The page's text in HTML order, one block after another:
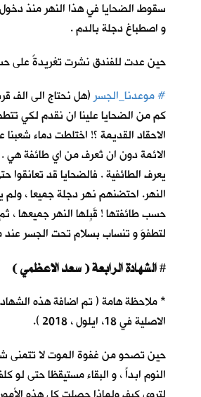
سقوط الضحايا في هذا النهر منذ
و اصطباغ دجلة بالدم .
حين عدت للفندق نشرت تغريدةً على
#موعدنا_الجسر(هل نحتاج الى الف
كم من الضحايا علينا ان نقدم لكي
الاحقاد القديمة ؟! اختلطت دماء
الائمة دون ان تُعرف من اي طائفة هي .
يعرف الطائفية . فالضحايا قد تعانقوا
النهر. احتضنهم نهر دجلة جميعا ، ولم
حسب طائفتها ! قَبِلها النهر جميعها ،
لتطفوَ و تنساب بسلام تحت الجسر عند
#
* ملاحظة هامة ( تم اضافة هذه
الاصلية في 18، ايلول ، 2018 ).
حين تصحو من غفوة الموت لا تتمنى
النوم ابداً ، و البقاء مستيقظا حتى لو